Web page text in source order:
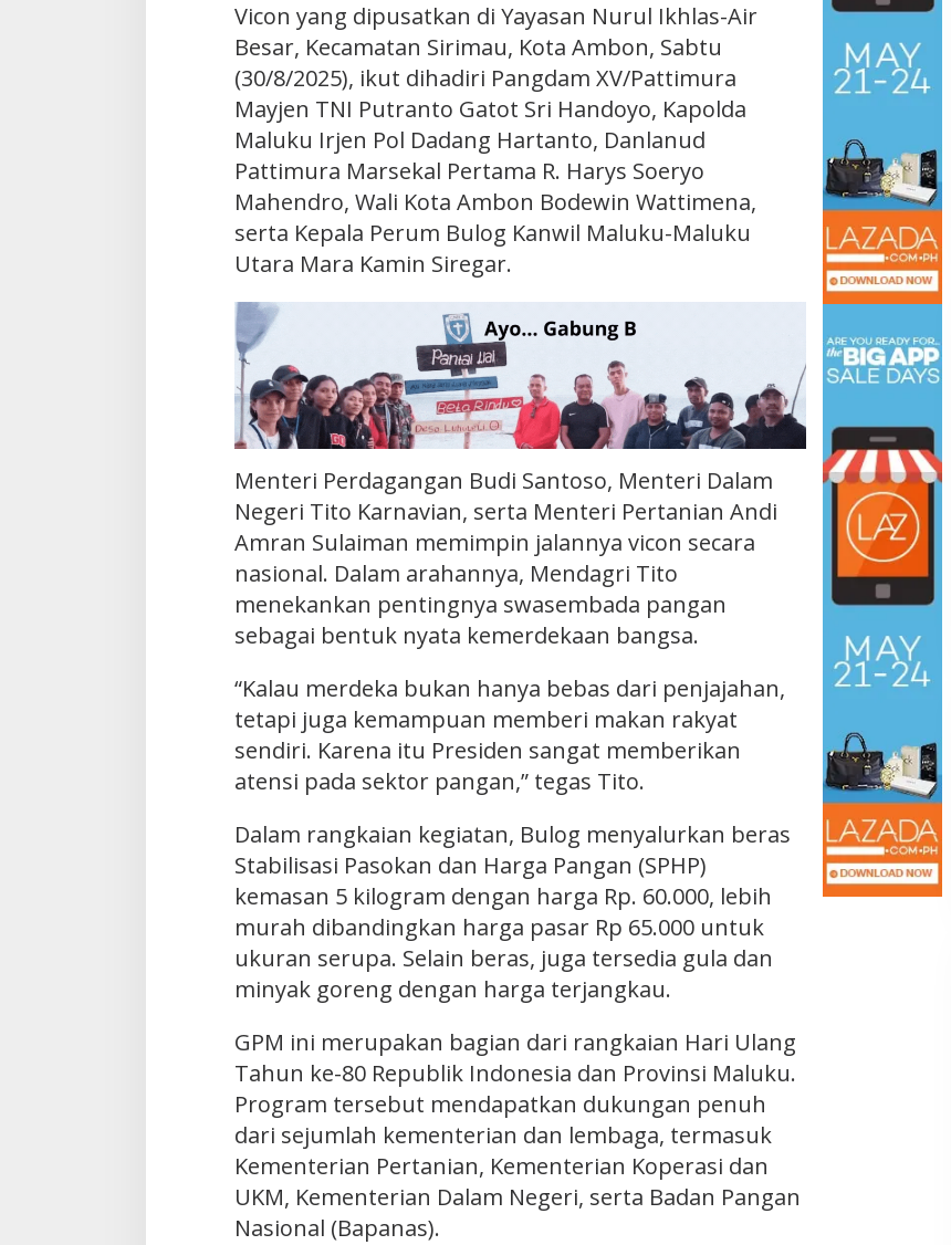
Vicon yang dipusatkan di Yayasan Nurul Ikhlas-Air
Besar, Kecamatan Sirimau, Kota Ambon, Sabtu
(30/8/2025), ikut dihadiri Pangdam XV/Pattimura
Mayjen TNI Putranto Gatot Sri Handoyo, Kapolda
Maluku Irjen Pol Dadang Hartanto, Danlanud
Pattimura Marsekal Pertama R. Harys Soeryo
Mahendro, Wali Kota Ambon Bodewin Wattimena,
serta Kepala Perum Bulog Kanwil Maluku-Maluku
Utara Mara Kamin Siregar.
Menteri Perdagangan Budi Santoso, Menteri Dalam
Negeri Tito Karnavian, serta Menteri Pertanian Andi
Amran Sulaiman memimpin jalannya vicon secara
nasional. Dalam arahannya, Mendagri Tito
menekankan pentingnya swasembada pangan
sebagai bentuk nyata kemerdekaan bangsa.
“Kalau merdeka bukan hanya bebas dari penjajahan,
tetapi juga kemampuan memberi makan rakyat
sendiri. Karena itu Presiden sangat memberikan
atensi pada sektor pangan,” tegas Tito.
Dalam rangkaian kegiatan, Bulog menyalurkan beras
Stabilisasi Pasokan dan Harga Pangan (SPHP)
kemasan 5 kilogram dengan harga Rp. 60.000, lebih
murah dibandingkan harga pasar Rp 65.000 untuk
ukuran serupa. Selain beras, juga tersedia gula dan
minyak goreng dengan harga terjangkau.
GPM ini merupakan bagian dari rangkaian Hari Ulang
Tahun ke-80 Republik Indonesia dan Provinsi Maluku.
Program tersebut mendapatkan dukungan penuh
dari sejumlah kementerian dan lembaga, termasuk
Kementerian Pertanian, Kementerian Koperasi dan
UKM, Kementerian Dalam Negeri, serta Badan Pangan
Nasional (Bapanas).